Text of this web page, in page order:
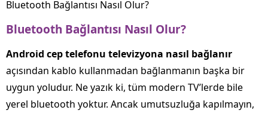
Bluetooth Bağlantısı Nasıl Olur?
Bluetooth Bağlantısı Nasıl Olur?
Android ceptelefonu televizyona nasıl bağlanır
açısından kablo kullanmadan bağlanmanın başka bir
uygun yoludur. Ne yazık ki, tüm modern TV’lerde bile
yerel bluetooth yoktur. Ancak umutsuzluğa kapılmayın,